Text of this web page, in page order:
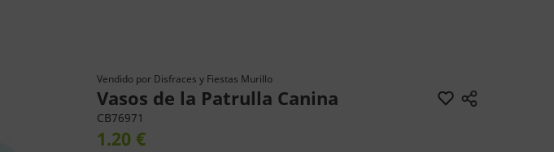
Vendido por Disfraces y Fiestas Murillo
Vasos de la Patrulla Canina
CB76971
1.20 €